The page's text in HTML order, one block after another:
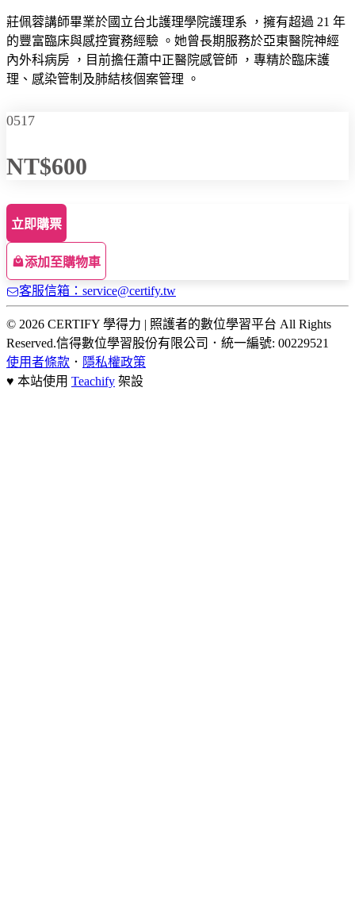
莊佩蓉講師畢業於國立台北護理學院護理系 ，擁有超過 21 年
的豐富臨床與感控實務經驗 。她曾長期服務於亞東醫院神經
內外科病房 ，目前擔任蕭中正醫院感管師 ，專精於臨床護
理、感染管制及肺結核個案管理 。
0517
NT$600
立即購票
添加至購物車
客服信箱：service@certify.tw
© 2026 CERTIFY 學得力 | 照護者的數位學習平台 All Rights
Reserved.信得數位學習股份有限公司 ． 統一編號: 00229521
使用者條款 ． 隱私權政策
♥ 本站使用 Teachify 架設